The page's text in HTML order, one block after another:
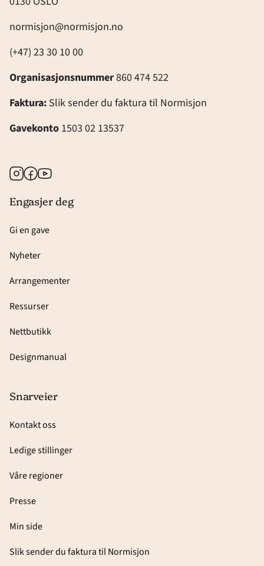
normisjon@normisjon.no
(+47) 23 30 10 00
Organisasjonsnummer860 474 522
Faktura: Slik sender du faktura til Normisjon
Gavekonto 1503 02 13537
Instagram
Facebook
Youtube
Engasjer deg
Gi en gave
Nyheter
Arrangementer
Ressurser
Nettbutikk
Designmanual
Snarveier
Kontakt oss
Ledige stillinger
Våre regioner
Presse
Min side
Slik sender du faktura til Normisjon